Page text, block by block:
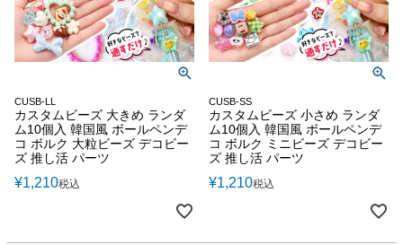
CUSB-LL
カスタムビーズ 大きめ ランダ
ム10個入 韓国風 ボールペンデ
コ ボルク 大粒ビーズ デコビー
ズ 推し活 パーツ
¥1,210税込
CUSB-SS
カスタムビーズ 小さめ ランダ
ム10個入 韓国風 ボールペンデ
コ ボルク ミニビーズ デコビー
ズ 推し活 パーツ
¥1,210税込